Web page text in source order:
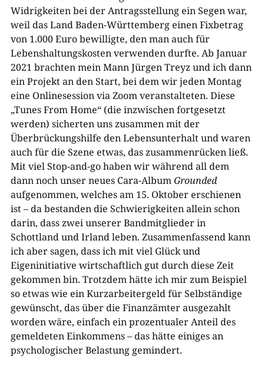
Widrigkeiten bei der Antragsstellung ein Segen war,
weil das Land Baden-Württemberg einen Fixbetrag
von 1.000 Euro bewilligte, den man auch für
Lebenshaltungskosten verwenden durfte. Ab Januar
2021 brachten mein Mann Jürgen Treyz und ich dann
ein Projekt an den Start, bei dem wir jeden Montag
eine Onlinesession via Zoom veranstalteten. Diese
„Tunes From Home“ (die inzwischen fortgesetzt
werden) sicherten uns zusammen mit der
Überbrückungshilfe den Lebensunterhalt und waren
auch für die Szene etwas, das zusammenrücken ließ.
Mit viel Stop-and-go haben wir während all dem
dann noch unser neues Cara-AlbumGrounded
aufgenommen, welches am 15. Oktober erschienen
ist – da bestanden die Schwierigkeiten allein schon
darin, dass zwei unserer Bandmitglieder in
Schottland und Irland leben. Zusammenfassend kann
ich aber sagen, dass ich mit viel Glück und
Eigeninitiative wirtschaftlich gut durch diese Zeit
gekommen bin. Trotzdem hätte ich mir zum Beispiel
so etwas wie ein Kurzarbeitergeld für Selbständige
gewünscht, das über die Finanzämter ausgezahlt
worden wäre, einfach ein prozentualer Anteil des
gemeldeten Einkommens – das hätte einiges an
psychologischer Belastung gemindert.